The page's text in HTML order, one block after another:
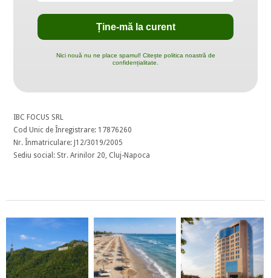
Nici nouă nu ne place spamul! Citește politica noastră de
confidențialitate.
IBC FOCUS SRL
Cod Unic de Înregistrare: 17876260
Nr. Înmatriculare: J12/3019/2005
Sediu social: Str. Arinilor 20, Cluj-Napoca